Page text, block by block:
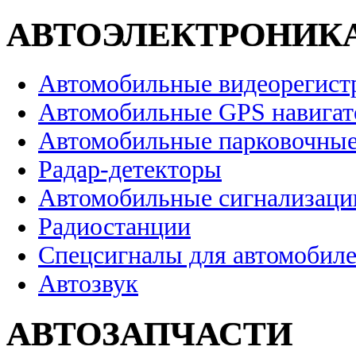
Автомобильные
Автомобильные GPS
Автомобильные
Радар-детекторы
Автомобильные
Радиостанции
Спецсигналы для
Автозвук
АВТОЗАПЧАСТИ